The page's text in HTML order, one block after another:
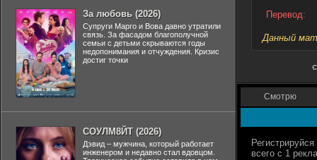
Перевод:
Данный
Смотрю
За любовь (2026)
Супруги Марго и Вова давно утратили
связь. За фасадом благополучной
семьи с детьми скрываются годы
недопонимания и отчуждения. Кризис
достиг точки
СОУЛМ8ЙТ (2026)
Дэвид – мужчина, который работает
инженером и недавно стал вдовцом.